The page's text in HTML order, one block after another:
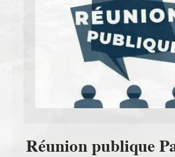
Réunion publique